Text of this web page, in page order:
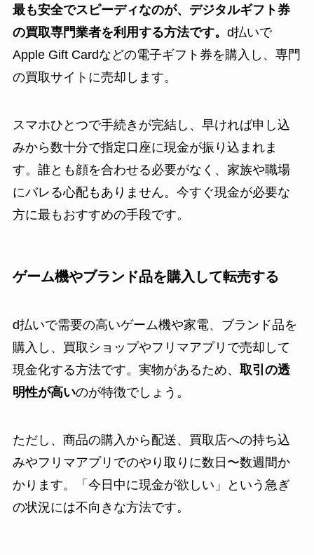
最も安全でスピーディなのが、デジタルギフト券
の買取専門業者を利用する方法です。 d払いで
Apple Gift Cardなどの電子ギフト券を購入し、専門
の買取サイトに売却します。
スマホひとつで手続きが完結し、早ければ申し込
みから数十分で指定口座に現金が振り込まれま
す。誰とも顔を合わせる必要がなく、家族や職場
にバレる心配もありません。今すぐ現金が必要な
方に最もおすすめの手段です。
ゲーム機やブランド品を購入して転売する
d払いで需要の高いゲーム機や家電、ブランド品を
購入し、買取ショップやフリマアプリで売却して
現金化する方法です。実物があるため、 取引の透
明性が高いのが特徴でしょう。
ただし、商品の購入から配送、買取店への持ち込
みやフリマアプリでのやり取りに数日〜数週間か
かります。「今日中に現金が欲しい」という急ぎ
の状況には不向きな方法です。